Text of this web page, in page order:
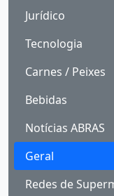
Jurídico
Tecnologia
Carnes / Peixes
Bebidas
Notícias ABRAS
Geral
Redes de